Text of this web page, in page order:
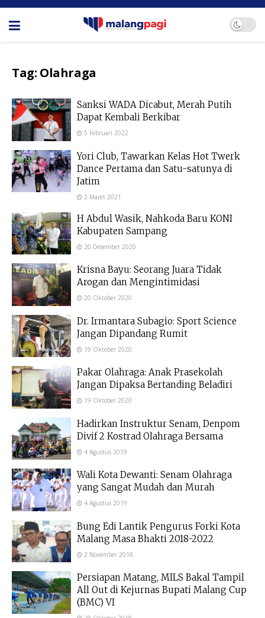
Tag: Olahraga
Sanksi WADA Dicabut, Merah Putih
Dapat Kembali Berkibar
5 Februari 2022
Yori Club, Tawarkan Kelas Hot Twerk
Dance Pertama dan Satu-satunya di
Jatim
2 Maret 2021
H Abdul Wasik, Nahkoda Baru KONI
Kabupaten Sampang
20 Desember 2020
Krisna Bayu: Seorang Juara Tidak
Arogan dan Mengintimidasi
20 Oktober 2020
Dr. Irmantara Subagio: Sport Science
Jangan Dipandang Rumit
19 Oktober 2020
Pakar Olahraga: Anak Prasekolah
Jangan Dipaksa Bertanding Beladiri
19 Oktober 2020
Hadirkan Instruktur Senam, Denpom
Divif 2 Kostrad Olahraga Bersama
4 Agustus 2019
Wali Kota Dewanti: Senam Olahraga
yang Sangat Mudah dan Murah
4 Agustus 2019
Bung Edi Lantik Pengurus Forki Kota
Malang Masa Bhakti 2018-2022
2 November 2018
Persiapan Matang, MILS Bakal Tampil
All Out di Kejurnas Bupati Malang Cup
(BMC) VI